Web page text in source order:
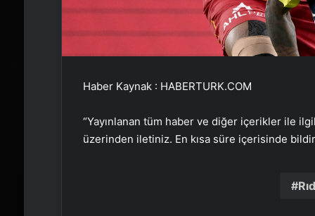
Haber Kaynak : HABERTURK.COM
“Yayınlanan tüm haber ve diğer içerikler ile
üzerinden iletiniz. En kısa süre içerisinde